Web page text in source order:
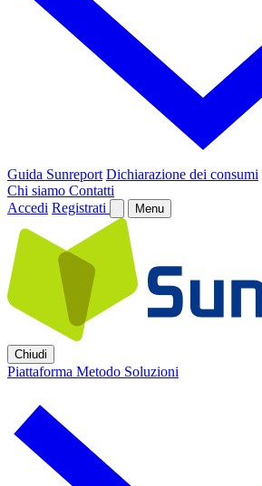
Guida Sunreport Dichiarazione dei consumi
Chi siamo Contatti
Accedi Registrati Menu
Chiudi
Piattaforma Metodo Soluzioni